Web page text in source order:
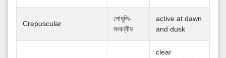
Crepuscular
গোধূলি-
সংবন্ধীয়
active at dawn
and dusk
clear